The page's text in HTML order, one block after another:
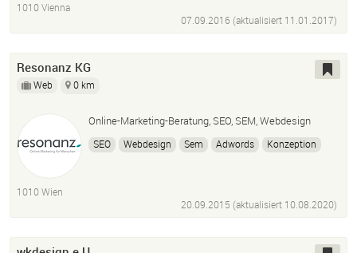
1010 Vienna
07.09.2016 (aktualisiert 11.01.2017)
Resonanz KG
Web 0 km
Online-Marketing-Beratung, SEO, SEM, Webdesign
SEO Webdesign Sem Adwords
Konzeption
1010 Wien
20.09.2015 (aktualisiert 10.08.2020)